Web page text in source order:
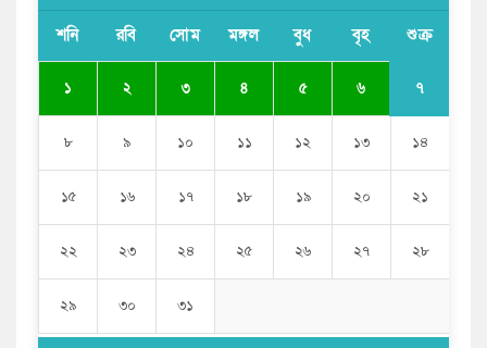
শেখ হাসিনাকে আর রাখতে চাচ্ছে না ভারত: আসিফ মাহমুদ
শনি রবি সোম মঙ্গল বুধ বৃহ শুক্র
১ ২ ৩ ৪ ৫ ৬ ৭
৮ ৯ ১০ ১১ ১২ ১৩ ১৪
১৫ ১৬ ১৭ ১৮ ১৯ ২০ ২১
২২ ২৩ ২৪ ২৫ ২৬ ২৭ ২৮
২৯ ৩০ ৩১